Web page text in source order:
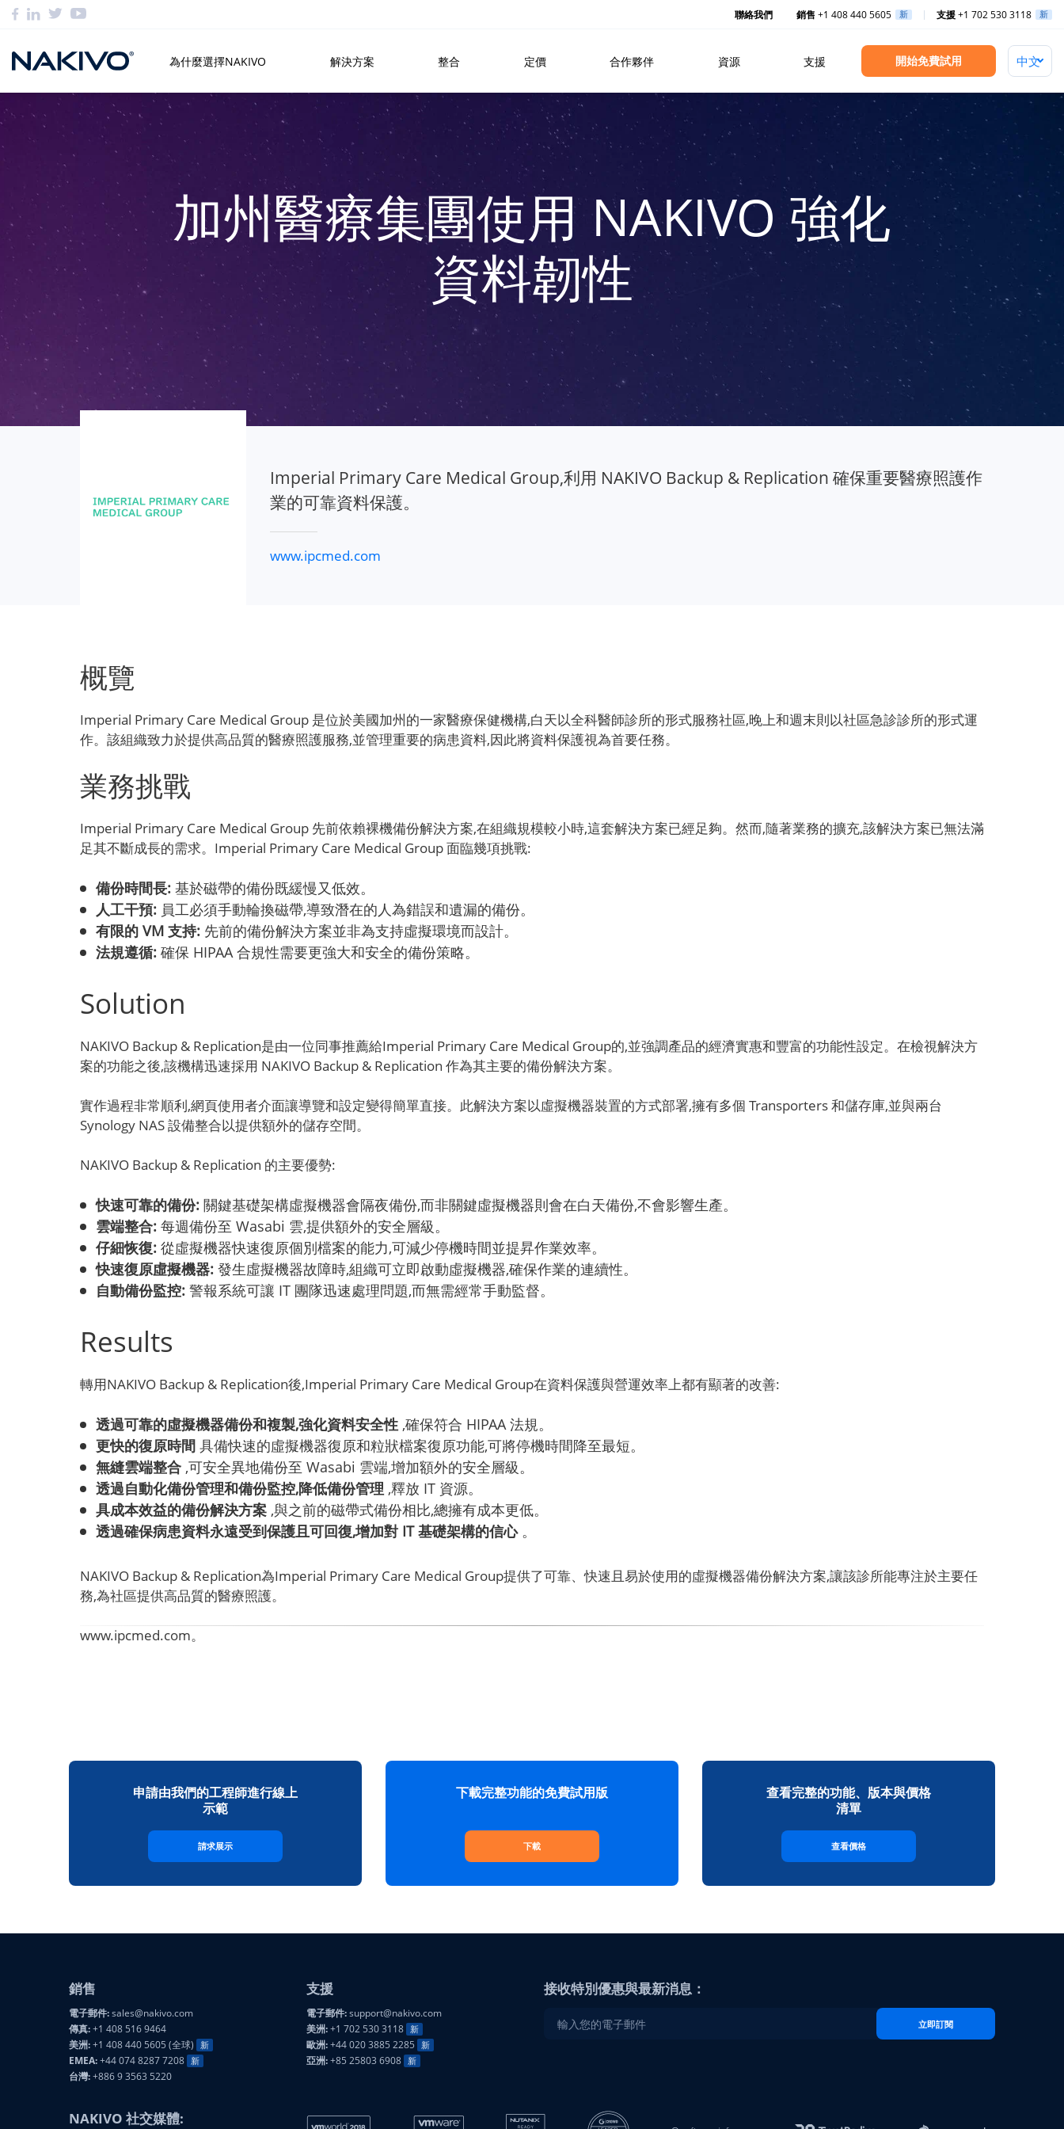
聯絡我們 銷售 +1 408 440 5605 新 支援+1 702 530 3118 新
為什麼選擇NAKIVO 解決方案 整合 定價 合作夥伴 資源 支援 開始免費試用
加州醫療集團使用 NAKIVO 強化
資料韌性
Imperial Primary Care Medical Group,利用 NAKIVO Backup & Replication 確保重要醫療照護作
業的可靠資料保護。
www.ipcmed.com
概覽
Imperial Primary Care Medical Group 是位於美國加州的一家醫療保健機構,白天以全科醫師診所的形式服務社區,晚上和週末則以社區急診診所的形式運
作。該組織致力於提供高品質的醫療照護服務,並管理重要的病患資料,因此將資料保護視為首要任務。
業務挑戰
Imperial Primary Care Medical Group 先前依賴裸機備份解決方案,在組織規模較小時,這套解決方案已經足夠。然而,隨著業務的擴充,該解決方案已無法滿
足其不斷成長的需求。Imperial Primary Care Medical Group 面臨幾項挑戰:
備份時間長:基於磁帶的備份既緩慢又低效。
人工干預:員工必須手動輪換磁帶,導致潛在的人為錯誤和遺漏的備份。
有限的 VM 支持:先前的備份解決方案並非為支持虛擬環境而設計。
法規遵循:確保 HIPAA 合規性需要更強大和安全的備份策略。
Solution
NAKIVO Backup & Replication是由一位同事推薦給Imperial Primary Care Medical Group的,並強調產品的經濟實惠和豐富的功能性設定。在檢視解決方
案的功能之後,該機構迅速採用 NAKIVO Backup & Replication 作為其主要的備份解決方案。
實作過程非常順利,網頁使用者介面讓導覽和設定變得簡單直接。此解決方案以虛擬機器裝置的方式部署,擁有多個 Transporters 和儲存庫,並與兩台
Synology NAS 設備整合以提供額外的儲存空間。
NAKIVO Backup & Replication 的主要優勢:
快速可靠的備份:關鍵基礎架構虛擬機器會隔夜備份,而非關鍵虛擬機器則會在白天備份,不會影響生產。
雲端整合:每週備份至 Wasabi 雲,提供額外的安全層級。
仔細恢復:從虛擬機器快速復原個別檔案的能力,可減少停機時間並提昇作業效率。
快速復原虛擬機器:發生虛擬機器故障時,組織可立即啟動虛擬機器,確保作業的連續性。
自動備份監控:警報系統可讓 IT 團隊迅速處理問題,而無需經常手動監督。
Results
轉用NAKIVO Backup & Replication後,Imperial Primary Care Medical Group在資料保護與營運效率上都有顯著的改善:
透過可靠的虛擬機器備份和複製,強化資料安全性,確保符合 HIPAA 法規。
更快的復原時間具備快速的虛擬機器復原和粒狀檔案復原功能,可將停機時間降至最短。
無縫雲端整合,可安全異地備份至 Wasabi 雲端,增加額外的安全層級。
透過自動化備份管理和備份監控,降低備份管理 ,釋放 IT 資源。
具成本效益的備份解決方案,與之前的磁帶式備份相比,總擁有成本更低。
透過確保病患資料永遠受到保護且可回復,增加對 IT 基礎架構的信心。
NAKIVO Backup & Replication為Imperial Primary Care Medical Group提供了可靠、快速且易於使用的虛擬機器備份解決方案,讓該診所能專注於主要任
務,為社區提供高品質的醫療照護。
www.ipcmed.com。
申請由我們的工程師進行線上
示範
請求展示
下載完整功能的免費試用版
下載
查看完整的功能、版本與價格
清單
查看價格
銷售
電子郵件:sales@nakivo.com
傳真:+1 408 516 9464
美洲:+1 408 440 5605 (全球) 新
EMEA:+44 074 8287 7208 新
台灣:+886 9 3563 5220
支援
電子郵件:support@nakivo.com
美洲:+1 702 530 3118 新
歐洲:+44 020 3885 2285 新
亞洲:+85 25803 6908 新
接收特別優惠與最新消息：
立即訂閱
NAKIVO 社交媒體: